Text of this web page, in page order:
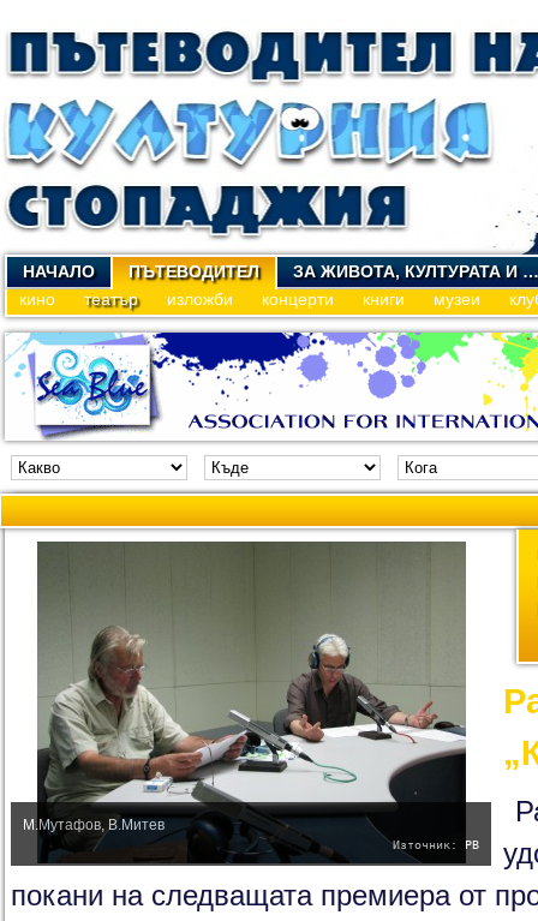
НАЧАЛО ПЪТЕВОДИТЕЛ
ЗА ЖИВОТА, КУЛТУРАТА И …
кино
театър изложби концерти книги музеи
М.Мутафов, В.Митев
Източник: РВ
покани на следващата премиера от